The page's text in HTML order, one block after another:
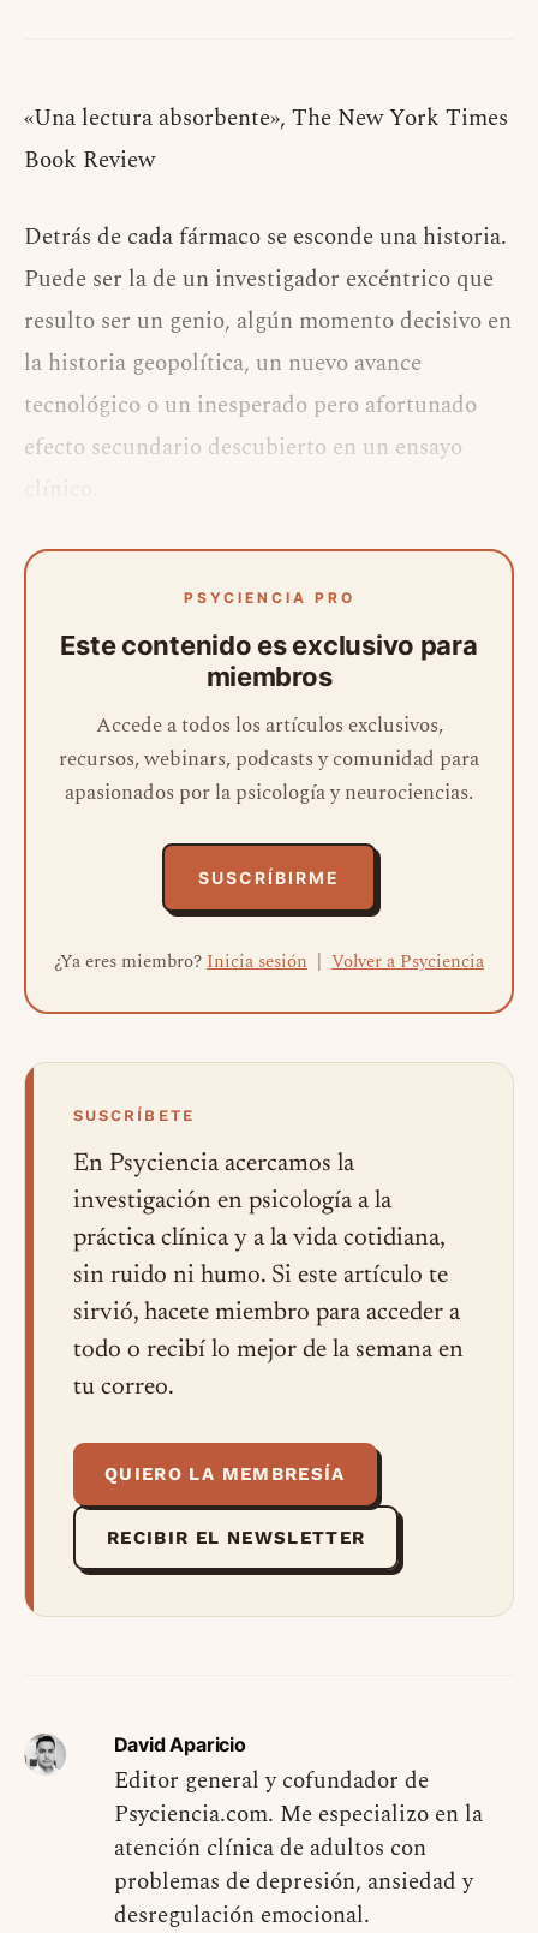
«Una lectura absorbente», The New York Times
Book Review
Detrás de cada fármaco se esconde una historia.
Puede ser la de un investigador excéntrico que
resulto ser un genio, algún momento decisivo en
la historia geopolítica, un nuevo avance
tecnológico o un inesperado pero afortunado
efecto secundario descubierto en un ensayo
PSYCIENCIA PRO
Este contenido es exclusivo para
miembros
Accede a todos los artículos exclusivos,
recursos, webinars, podcasts y comunidad para
apasionados por la psicología y neurociencias.
SUSCRÍBIRME
¿Ya eres miembro?Inicia sesión | Volver a Psyciencia
SUSCRÍBETE
En Psyciencia acercamos la
investigación en psicología a la
práctica clínica y a la vida cotidiana,
sin ruido ni humo. Si este artículo te
sirvió, hacete miembro para acceder a
todo o recibí lo mejor de la semana en
tu correo.
QUIERO LA MEMBRESÍA
RECIBIR EL NEWSLETTER
David Aparicio
Editor general y cofundador de
Psyciencia.com. Me especializo en la
atención clínica de adultos con
problemas de depresión, ansiedad y
desregulación emocional.